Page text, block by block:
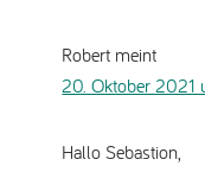
Robert meint
20. Oktober 2021
Hallo Sebastion,